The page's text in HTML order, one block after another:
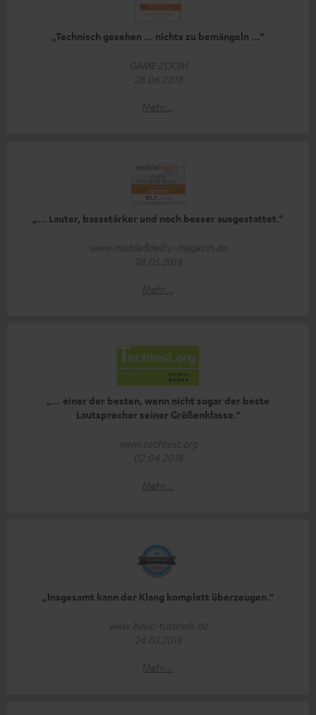
„Technisch gesehen … nichts zu bemängeln …“
GAME ZOOM
28.06.2018
Mehr...
„… Lauter, bassstärker und noch besser ausgestattet.“
www.mobilefidelity-magazin.de
28.05.2018
Mehr...
„… einer der besten, wenn nicht sogar der beste
Lautsprecher seiner Größenklasse.“
www.techtest.org
02.04.2018
Mehr...
„Insgesamt kann der Klang komplett überzeugen.“
www.basic-tutorials.de
24.03.2018
Mehr...